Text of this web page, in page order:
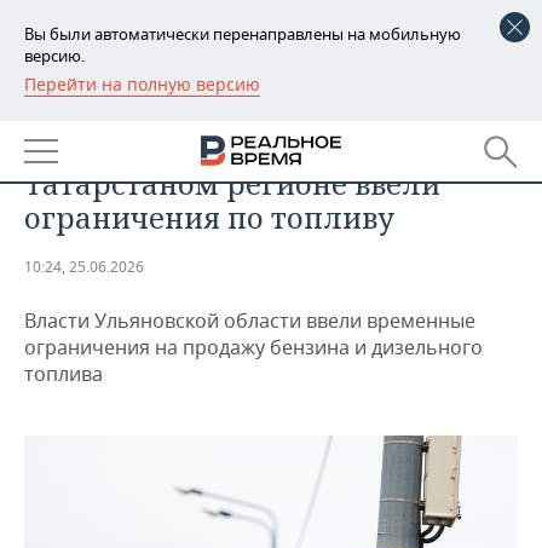
Вы были автоматически перенаправлены на мобильную
версию.
Перейти на полную версию
РЕГИОНЫ
БАШКОРТОСТАН
ТАТАРСТАН
НОВОСТИ
АНАЛИТИКА
ДЕКЛАРАЦИИ О ДОХОДАХ
КОРОЛИ ГОСЗАКАЗА ПФО
ТОРГОВЫЕ ЦЕНТРЫ
НОВОСТИ ЭКОНОМИКИ
ФИНАНСЫ
ПРОМЫШЛЕННОСТЬ
НОВОСТИ
ПРОМЫШЛЕННОСТИ
МАШИНОСТРОЕНИЕ
НЕДВИЖИМОСТЬ
Во втором соседнем с
Татарстаном регионе ввели
ограничения по топливу
10:24, 25.06.2026
Власти Ульяновской области ввели временные
ограничения на продажу бензина и дизельного
топлива